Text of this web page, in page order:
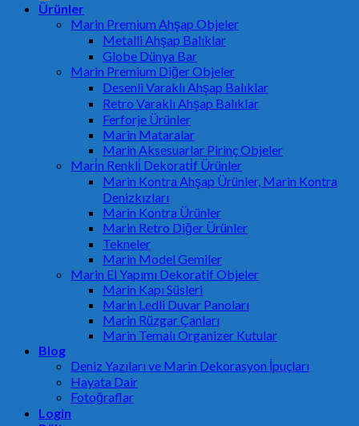
Ürünler
Marin Premium Ahşap Objeler
Metalli Ahşap Balıklar
Globe Dünya Bar
Marin Premium Diğer Objeler
Desenli Varaklı Ahşap Balıklar
Retro Varaklı Ahşap Balıklar
Ferforje Ürünler
Marin Mataralar
Marin Aksesuarlar Pirinç Objeler
Mari̇n Renkli̇ Dekorati̇f Ürünler
Marin Kontra Ahşap Ürünler, Marin Kontra
Denizkızları
Marin Kontra Ürünler
Marin Retro Diğer Ürünler
Tekneler
Marin Model Gemiler
Marin El Yapımı Dekoratif Objeler
Marin Kapı Süsleri
Marin Ledli Duvar Panoları
Marin Rüzgar Çanları
Marin Temalı Organizer Kutular
Blog
Deniz Yazıları ve Marin Dekorasyon İpuçları
Hayata Dair
Fotoğraflar
Login